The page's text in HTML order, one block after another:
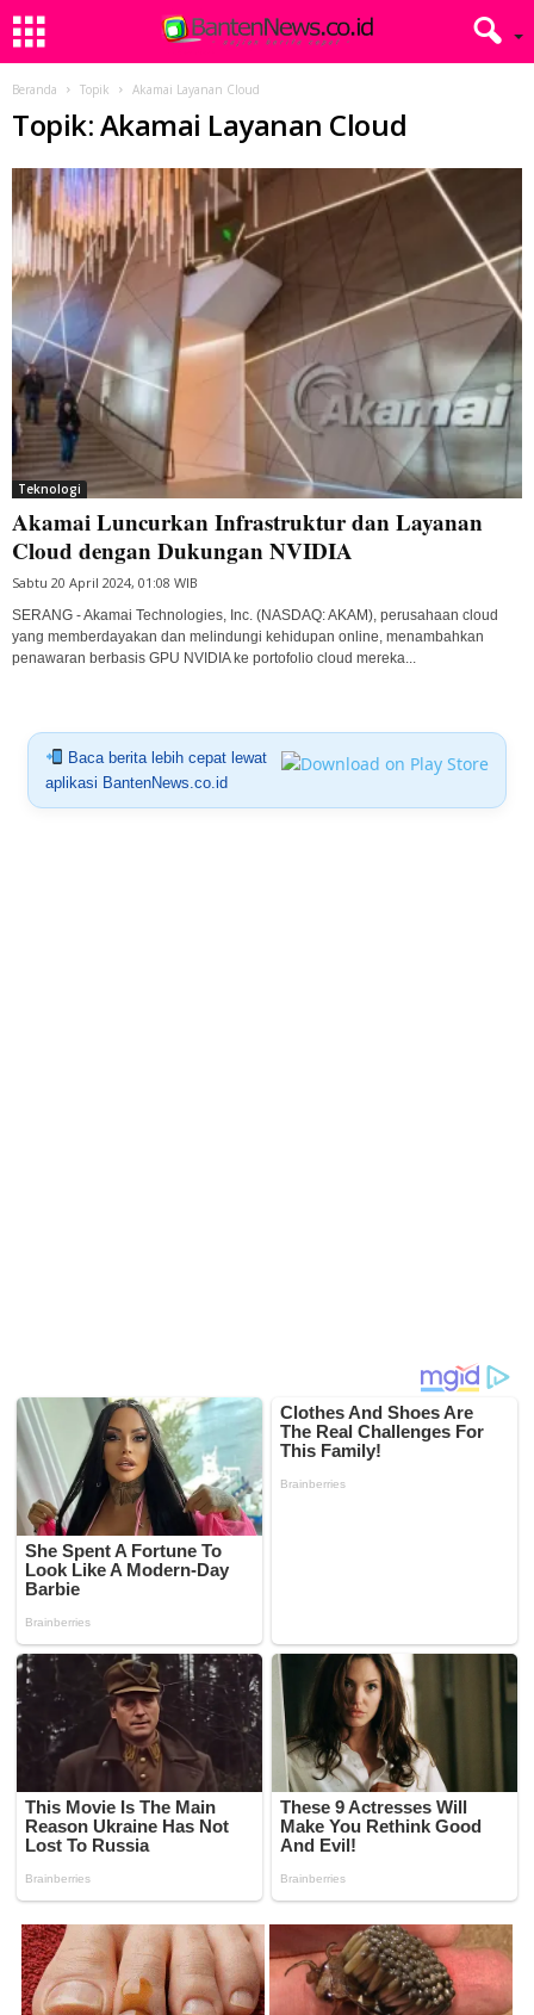
Beranda Topik Akamai Layanan Cloud
Topik: Akamai Layanan Cloud
Teknologi
Akamai Luncurkan Infrastruktur dan Layanan
Cloud dengan Dukungan NVIDIA
Sabtu 20 April 2024, 01:08 WIB
SERANG - Akamai Technologies, Inc. (NASDAQ: AKAM), perusahaan cloud
yang memberdayakan dan melindungi kehidupan online, menambahkan
penawaran berbasis GPU NVIDIA ke portofolio cloud mereka...
Baca berita lebih cepat lewat
aplikasi BantenNews.co.id